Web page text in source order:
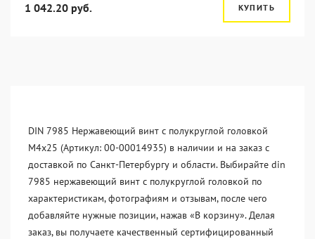
1 042.20 руб. КУПИТЬ
DIN 7985 Нержавеющий винт с полукруглой головкой
М4х25 (Артикул: 00-00014935) в наличии и на заказ с
доставкой по Санкт-Петербургу и области. Выбирайте din
7985 нержавеющий винт с полукруглой головкой по
характеристикам, фотографиям и отзывам, после чего
добавляйте нужные позиции, нажав «В корзину». Делая
заказ, вы получаете качественный сертифицированный